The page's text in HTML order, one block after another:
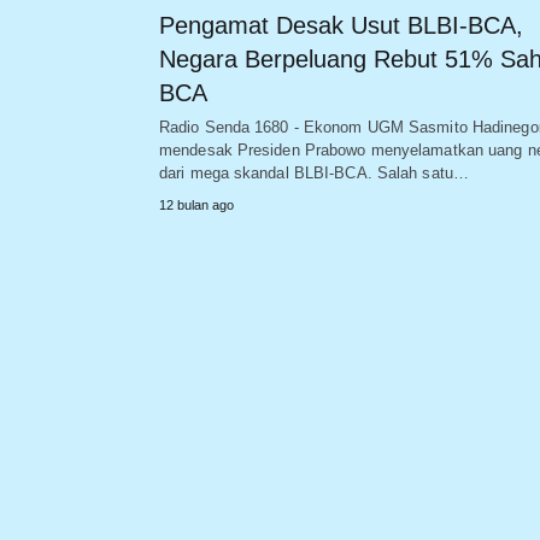
Pengamat Desak Usut BLBI-BCA,
Negara Berpeluang Rebut 51%
BCA
Radio Senda 1680 - Ekonom UGM Sasmito
mendesak Presiden Prabowo menyelamatkan uang
dari mega skandal BLBI-BCA. Salah satu…
12 bulan ago